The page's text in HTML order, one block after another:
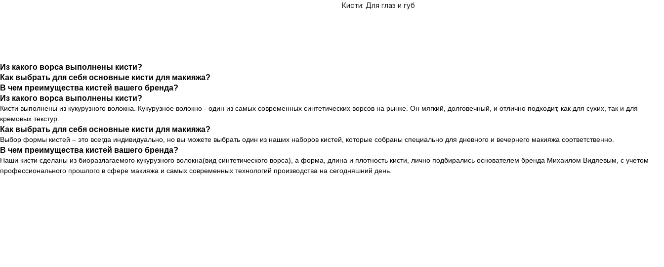
Кисти: Для глаз и губ
Из какого ворса выполнены кисти?
Как выбрать для себя основные кисти для макияжа?
В чем преимущества кистей вашего бренда?
Из какого ворса выполнены кисти?
Кисти выполнены из кукурузного волокна. Кукурузное волокно - один из самых современных синтетических ворсов на рынке. Он мягкий, долговечный, и отлично подходит, как для сухих, так и для
кремовых текстур.
Как выбрать для себя основные кисти для макияжа?
Выбор формы кистей – это всегда индивидуально, но вы можете выбрать один из наших наборов кистей, которые собраны специально для дневного и вечернего макияжа соответственно.
В чем преимущества кистей вашего бренда?
Наши кисти сделаны из биоразлагаемого кукурузного волокна(вид синтетического ворса), а форма, длина и плотность кисти, лично подбирались основателем бренда Михаилом Видяевым, с учетом
профессионального прошлого в сфере макияжа и самых современных технологий производства на сегодняшний день.